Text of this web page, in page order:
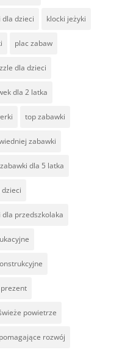
dla dzieci klocki jeżyki
plac zabaw
dla dzieci
dla 2 latka
top zabawki
zabawki
zabawki dla 5 latka
dla przedszkolaka
powietrze
rozwój